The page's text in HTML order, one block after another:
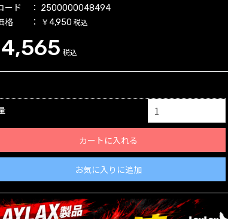
ード 2500000048494
格 ￥4,950 税込
4,565 税込
カートに入れる
お気に入りに追加